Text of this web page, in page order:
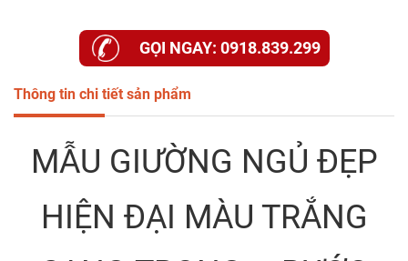
GỌI NGAY: 0918.839.299
Thông tin chi tiết sản phẩm
MẪU GIƯỜNG NGỦ ĐẸP
HIỆN ĐẠI MÀU TRẮNG